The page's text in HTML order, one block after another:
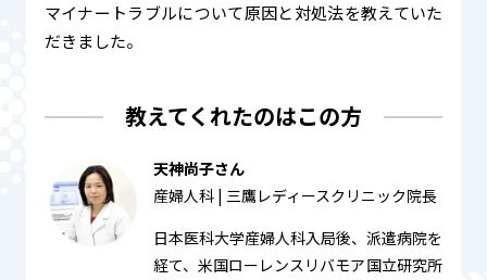
マイナートラブルについて原因と対処法を教えていた
だきました。
教えてくれたのはこの方
天神尚子さん
産婦人科 | 三鷹レディースクリニック院長
日本医科大学産婦人科入局後、派遣病院を
経て、米国ローレンスリバモア国立研究所